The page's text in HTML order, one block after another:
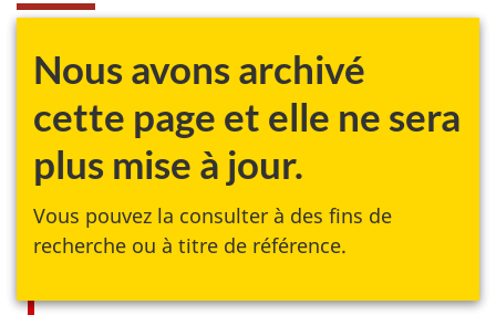
Nous avons archivé
cette page et elle ne sera
plus mise à jour.
Vous pouvez la consulter à des fins de
recherche ou à titre de référence.